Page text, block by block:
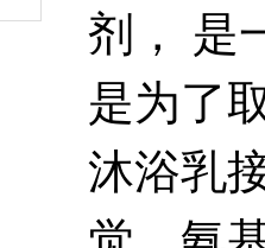
剂， 是
是为了
沐浴乳